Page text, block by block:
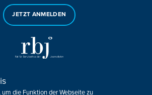
JETZT ANMELDEN
noch Fragen oder Anmerkungen?
die Funktion der Webseite zu